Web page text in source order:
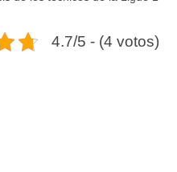
4.7/5 - (4 votos)